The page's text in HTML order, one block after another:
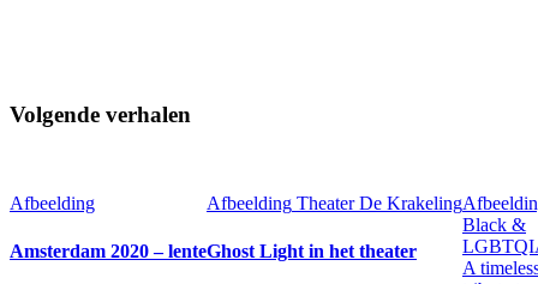
Volgende verhalen
Afbeelding
Amsterdam 2020 – lente
Afbeelding Theater De Krakeling
Ghost Light in het theater
Black &
A